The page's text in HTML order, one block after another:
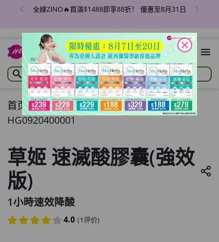
全線ZINO🔥買滿$1488即享88折！ 優惠至8月31日
首页/草姬 速滅酸膠囊(強效版)
HG0920400001
草姬 速滅酸膠囊(強效
版)
1小時速效降酸
4.0 (1评价)
close